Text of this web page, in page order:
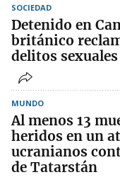
SOCIEDAD
Detenido en
británico
delitos
MUNDO
Al menos 13
heridos en un
ucranianos
de Tatarstán